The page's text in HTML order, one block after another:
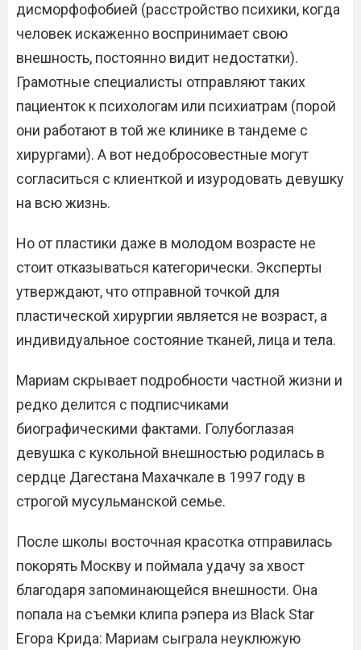
дисморфофобией (расстройство психики, когда
человек искаженно воспринимает свою
внешность, постоянно видит недостатки).
Грамотные специалисты отправляют таких
пациенток к психологам или психиатрам (порой
они работают в той же клинике в тандеме с
хирургами). А вот недобросовестные могут
согласиться с клиенткой и изуродовать девушку
на всю жизнь.
Но от пластики даже в молодом возрасте не
стоит отказываться категорически. Эксперты
утверждают, что отправной точкой для
пластической хирургии является не возраст, а
индивидуальное состояние тканей, лица и тела.
Мариам скрывает подробности частной жизни и
редко делится с подписчиками
биографическими фактами. Голубоглазая
девушка с кукольной внешностью родилась в
сердце Дагестана Махачкале в 1997 году в
строгой мусульманской семье.
После школы восточная красотка отправилась
покорять Москву и поймала удачу за хвост
благодаря запоминающейся внешности. Она
попала на съемки клипа рэпера из Black Star
Егора Крида: Мариам сыграла неуклюжую